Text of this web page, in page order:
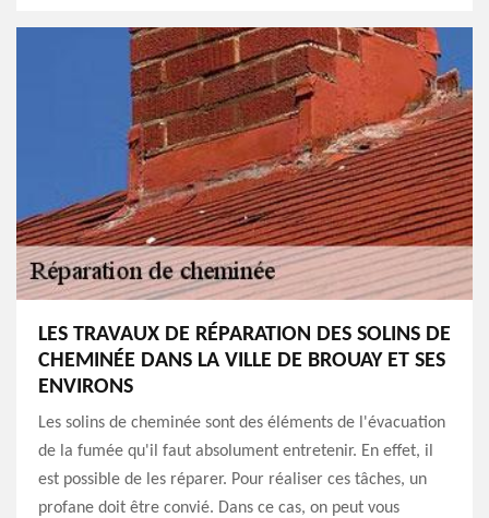
LES TRAVAUX DE RÉPARATION DES SOLINS DE
CHEMINÉE DANS LA VILLE DE BROUAY ET SES
ENVIRONS
Les solins de cheminée sont des éléments de l'évacuation
de la fumée qu'il faut absolument entretenir. En effet, il
est possible de les réparer. Pour réaliser ces tâches, un
profane doit être convié. Dans ce cas, on peut vous